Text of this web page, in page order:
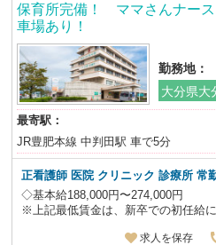
保育所完備！ ママさんナー
車場あり！
勤務地：
大分県大
最寄駅：
JR豊肥本線 中判田駅 車で5分
正看護師 医院 クリニック 診療所 常
◇基本給188,000円〜274,000円
※上記最低賃金は、新卒での初任給
求人を保存